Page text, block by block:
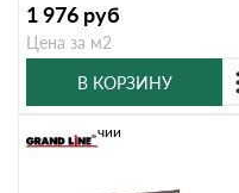
1 976 руб
Цена за м2
В КОРЗИНУ
В наличии